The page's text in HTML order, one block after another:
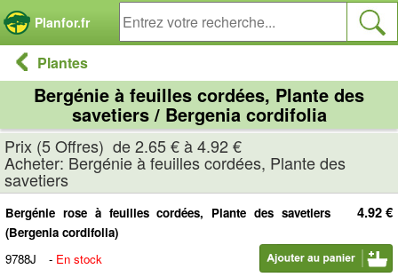
Planfor.fr
Plantes
Bergénie à feuilles cordées, Plante des
savetiers / Bergenia cordifolia
Prix (5 Offres) de 2.65 € à 4.92 €
Acheter: Bergénie à feuilles cordées, Plante des
savetiers
4.92 €
Bergénie rose à feuilles cordées, Plante des savetiers
(Bergenia cordifolia)
9788J
- En stock
Panneau de gestion des cookies